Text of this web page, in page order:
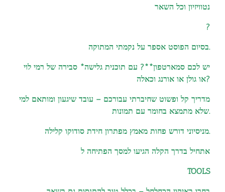
נטוויזיון וכל השאר
?
בסיום הפוסט אספר על נקמתי המתוקה.
יש לכם סמארטפון**? עם תוכנית גלישה* סבירה של רמי לוי
או גולן או אורנג וכאלה?
מדריך קל ופשוט שחיברתי עבורכם – עובד שיגעון ומותאם למי
שלא מתמצא בחומר עם תמונות.
מניסיוני דורש פחות מאמץ מפתרון חידת סודוקו קלילה.
אתחיל בדרך הקלה הגיעו למסך הפתיחה ל
TOOLS